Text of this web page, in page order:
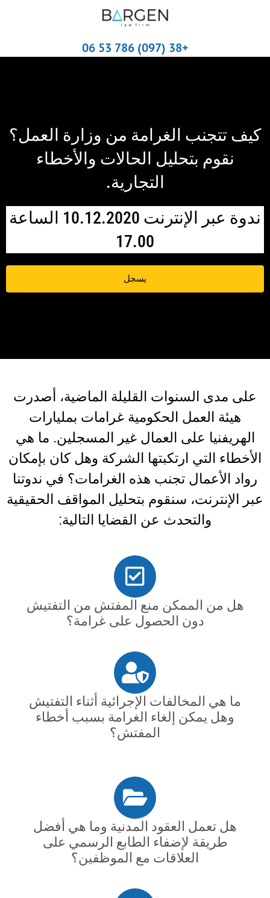
+38 (097) 786 53 06
كيف تتجنب الغرامة من وزارة العمل؟
نقوم بتحليل الحالات والأخطاء
التجارية.
ندوة عبر الإنترنت 10.12.2020 الساعة
17.00
يسجل
على مدى السنوات القليلة الماضية، أصدرت
هيئة العمل الحكومية غرامات بمليارات
الهريفنيا على العمال غير المسجلين. ما هي
الأخطاء التي ارتكبتها الشركة وهل كان بإمكان
رواد الأعمال تجنب هذه الغرامات؟ في ندوتنا
عبر الإنترنت، سنقوم بتحليل المواقف الحقيقية
والتحدث عن القضايا التالية:
هل من الممكن منع المفتش من التفتيش
دون الحصول على غرامة؟
ما هي المخالفات الإجرائية أثناء التفتيش
وهل يمكن إلغاء الغرامة بسبب أخطاء
المفتش؟
هل تعمل العقود المدنية وما هي أفضل
طريقة لإضفاء الطابع الرسمي على
العلاقات مع الموظفين؟